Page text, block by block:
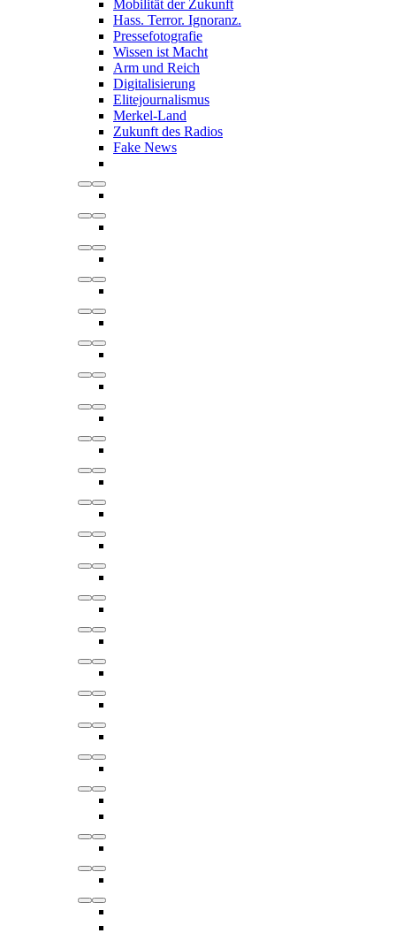
Mobilität der Zukunft
Hass. Terror. Ignoranz.
Pressefotografie
Wissen ist Macht
Arm und Reich
Digitalisierung
Elitejournalismus
Merkel-Land
Zukunft des Radios
Fake News